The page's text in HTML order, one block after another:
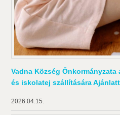
Vadna Község Önkormányzata
és iskolatej szállítására
2026.04.15.